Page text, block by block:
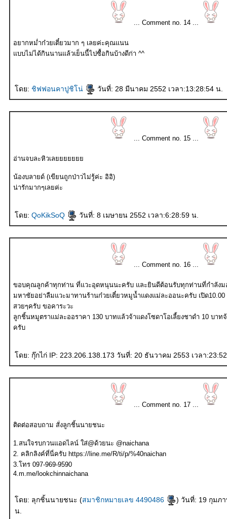
... Comment no. 14 ...
อยากหม่ำก๋วยเตี๋ยวมาก ๆ เลยค่ะคุณแนน
บบไม่ได้กินนานแล้วเย็นนี้ไปซื้อกินบ้างดีก่า ^^
ดย: ชิฟฟอนคาปูชิโน่ วันที่: 28 มีนาคม 2552 เวลา:13:28:54 น.
... Comment no. 15 ...
อ่านจบละหิวเล
น้องบลายด์ (เขียนถูกป่าวไม่รู้ค่ะ อิอิ)
น่ารักมากๆเลยค่ะ
ดย: QoKikSoQ วันที่: 8 เมษายน 2552 เวลา:6:28:59 น.
... Comment no. 16 ...
ขอบคุณลูกค้าทุกท่าน ที่แวะอุดหนุนนะครับ และยินดีต้อนรับทุกท่านที่กำลังม
มหาชัยอย่าลืมแวะมาทานร้านก๋วยเตี๋ยวหมูน้ำแดงแม่ละออนะครับ เปิด
สวยๆครับ ขอคาระวะ
ลูกชิ้นหมูตราแม่ละออราคา 130 บาทแล้วจ้าแดงโซดาโอเลี้ยงชาดำ 10 บา
ครับ
ดย: กุ๊กไก่ IP: 223.206.138.173 วันที่: 20 ธันวาคม 2553 เวลา
... Comment no. 17 ...
ติดต่อสอบถาม สั่งลูกชิ้นนายชนะ
1.สนใจรบกวนแอดไลน์ ใส่@ด้วยนะ @naichana
2. คลิกลิงค์ที่นี่ครับ https://line.me/R/ti/p/%40naichan
3.โทร 097-969-9590
4.m.me/lookchinnaichana
ดย: ลุกชิ้นนายชนะ (สมาชิกหมายเลข 4490486
) วันที่: 19 กุมภาพันธ์ 2562 เวลา:15:41:06
น.